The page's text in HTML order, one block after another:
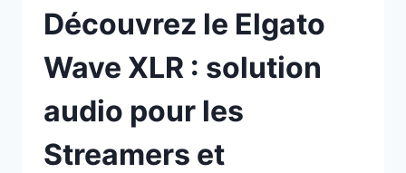
Découvrez le Elgato
Wave XLR : solution
audio pour les
Streamers et